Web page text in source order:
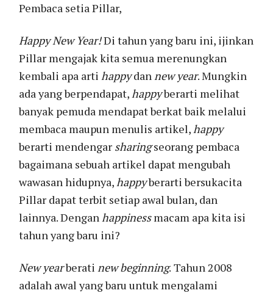
Pembaca setia Pillar,
Happy New Year!Di tahun yang baru ini, ijinkan
Pillar mengajak kita semua merenungkan
kembali apa artihappydannew year. Mungkin
ada yang berpendapat,happyberarti melihat
banyak pemuda mendapat berkat baik melalui
membaca maupun menulis artikel,happy
berarti mendengar sharingseorang pembaca
bagaimana sebuah artikel dapat mengubah
wawasan hidupnya,happyberarti bersukacita
Pillar dapat terbit setiap awal bulan, dan
lainnya. Denganhappinessmacam apa kita isi
tahun yang baru ini?
New yearberatinew beginning. Tahun 2008
adalah awal yang baru untuk mengalami